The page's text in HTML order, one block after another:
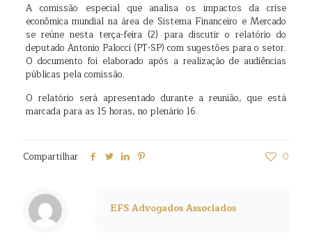
A comissão especial que analisa os impactos da crise
econômica mundial na área de Sistema Financeiro e Mercado
se reúne nesta terça-feira (2) para discutir o relatório do
deputado Antonio Palocci (PT-SP) com sugestões para o setor.
O documento foi elaborado após a realização de audiências
públicas pela comissão.
O relatório será apresentado durante a reunião, que está
marcada para as 15 horas, no plenário 16.
Compartilhar 0
EFS Advogados Associados